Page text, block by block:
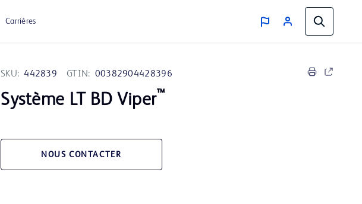
Carrières
SKU: 442839 GTIN: 00382904428396
Système LT BD Viper™
NOUS CONTACTER